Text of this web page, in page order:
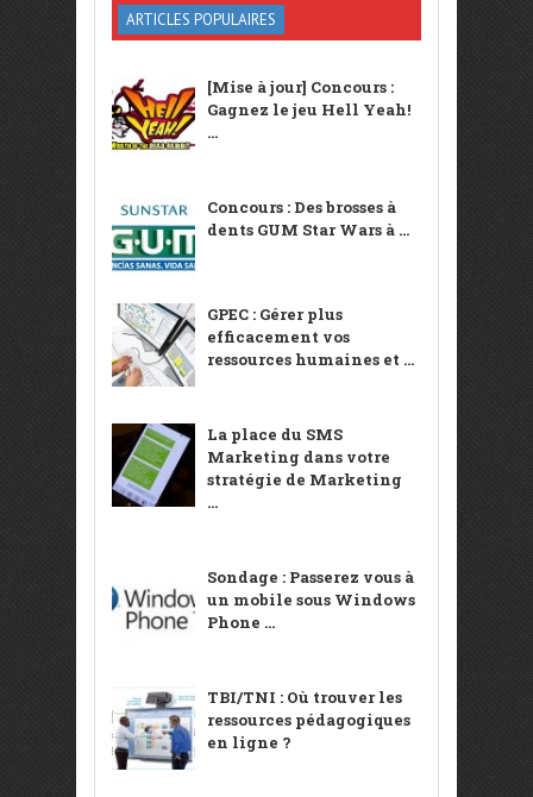
ARTICLES POPULAIRES
[Mise à jour] Concours :
Gagnez le jeu Hell Yeah!
...
Concours : Des brosses à
dents GUM Star Wars à ...
GPEC : Gérer plus
efficacement vos
ressources humaines et ...
La place du SMS
Marketing dans votre
stratégie de Marketing
...
Sondage : Passerez vous à
un mobile sous Windows
Phone ...
TBI/TNI : Où trouver les
ressources pédagogiques
en ligne ?